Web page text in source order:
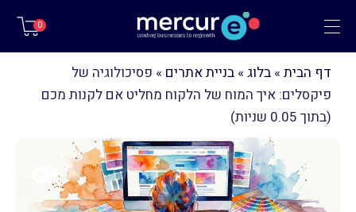
תפריט 0
דף הבית » בלוג » בניית אתרים » פסיכולוגיה של
פיקסלים: איך המוח של הלקוח מחליט אם לקנות מכם
(בתוך 0.05 שניות)